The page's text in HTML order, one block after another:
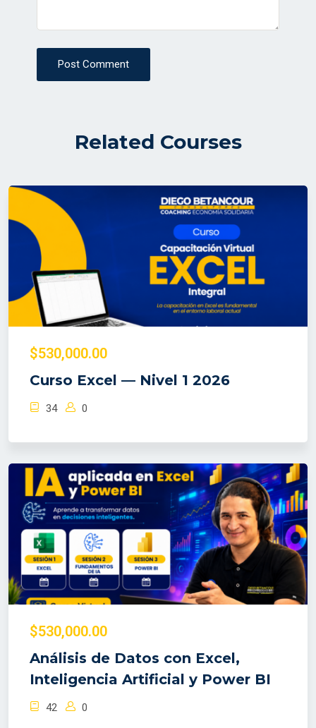
Post Comment
Related Courses
$530,000.00
Curso Excel — Nivel 1 2026
34 0
$530,000.00
Análisis de Datos con Excel,
Inteligencia Artificial y Power BI
42 0